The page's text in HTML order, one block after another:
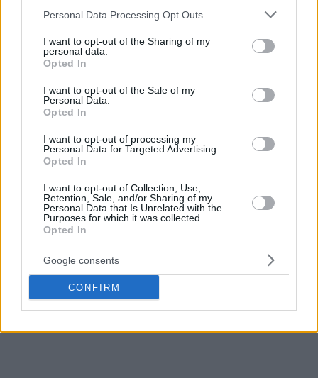
Please note that this website/app uses one or more Google
not limited to your visit or usage behaviour. You may click to
grant or deny consent to Google and its third-party tags to
use your data for below specified purposes in below Google
consent section.
Personal Data Processing Opt Outs
I want to opt-out of the Sharing of my
personal data.
Opted In
I want to opt-out of the Sale of my
Personal Data.
Opted In
I want to opt-out of processing my
Personal Data for Targeted Advertising.
Opted In
I want to opt-out of Collection, Use,
Retention, Sale, and/or Sharing of my
Personal Data that Is Unrelated with the
Purposes for which it was collected.
Opted In
Google consents
CONFIRM